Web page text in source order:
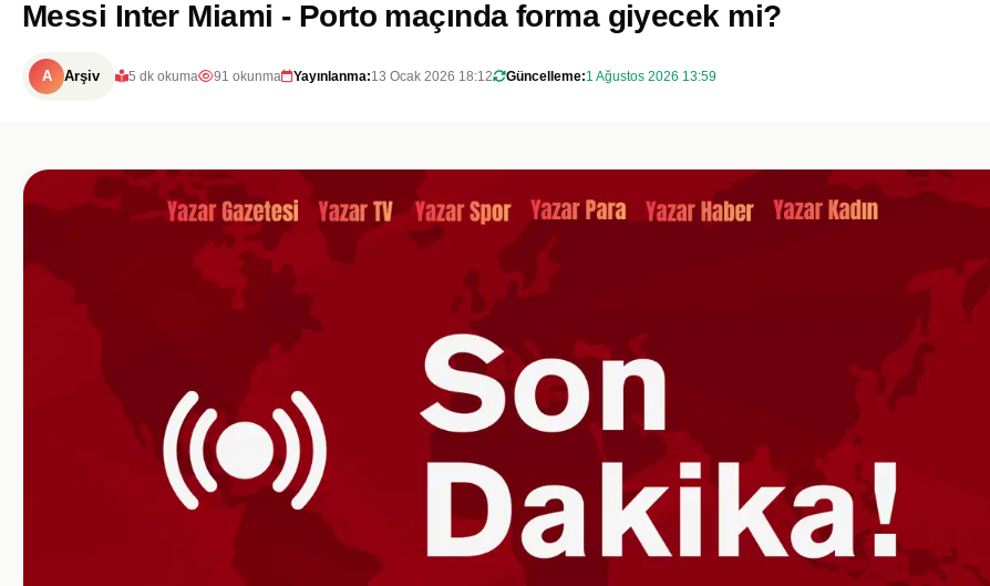
Messi Inter Miami - Porto maçında forma giyecek mi?
A Arşiv 5 dk okuma 91 okunma Yayınlanma:13 Ocak 2026 18:12 Güncelleme:1 Ağustos 2026 13:59